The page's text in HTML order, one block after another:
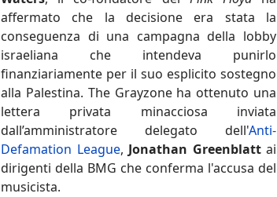
affermato che la decisione era stata la
conseguenza di una campagna della lobby
israeliana che intendeva punirlo
finanziariamente per il suo esplicito sostegno
alla Palestina. The Grayzone ha ottenuto una
lettera privata minacciosa inviata
dall’amministratore delegato dell'Anti-
Defamation League, Jonathan Greenblattai
dirigenti della BMG che conferma l'accusa del
musicista.